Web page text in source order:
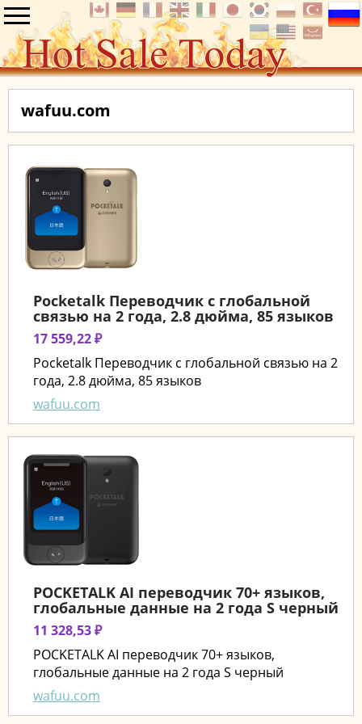
wafuu.com
Pocketalk Переводчик с глобальной
связью на 2 года, 2.8 дюйма, 85 языков
17 559,22 ₽
Pocketalk Переводчик с глобальной связью на 2
года, 2.8 дюйма, 85 языков
wafuu.com
POCKETALK AI переводчик 70+ языков,
глобальные данные на 2 года S черный
11 328,53 ₽
POCKETALK AI переводчик 70+ языков,
глобальные данные на 2 года S черный
wafuu.com